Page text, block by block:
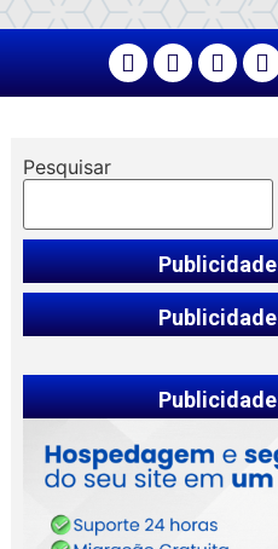
Pesquisar
Publicidade
Publicidade
Publicidade